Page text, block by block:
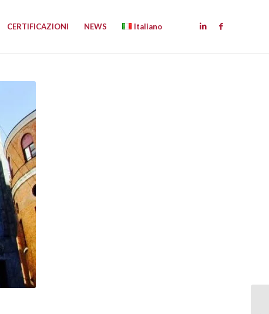
CERTIFICAZIONI NEWS Italiano